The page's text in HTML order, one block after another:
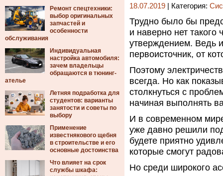
Ремонт спецтехники:
выбор оригинальных
запчастей и
особенности
обслуживания
Индивидуальная
настройка автомобиля:
зачем владельцы
обращаются в тюнинг-
ателье
Летняя подработка для
студентов: варианты
занятости и советы по
выбору
Применение
известнякового щебня
в строительстве и его
основные достоинства
Что влияет на срок
службы шкафа:
18.07.2019 | Категория:
Трудно было бы
и наверно нет такого
утверждением. Ведь
первоисточник, от
Поэтому
всегда. Но как
столкнуться с
начиная выполнять
И в современном
уже давно решили
будете приятно
которые смогут
Но среди широкого